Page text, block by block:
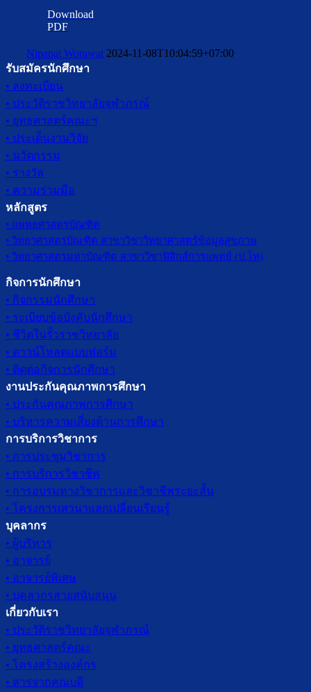
Download
PDF
Nipapat Worawat 2024-11-08T10:04:59+07:00
รับสมัครนักศึกษา
• ลงทะเบียน
• ประวัติราชวิทยาลัยจุฬาภรณ์
• ยุทธศาสตร์คณะฯ
• ประเด็นงานวิจัย
• นวัตกรรม
• รางวัล
• ความร่วมมือ
หลักสูตร
• แพทยศาสตรบัณฑิต
• วิทยาศาสตรบัณฑิต สาขาวิชาวิทยาศาสตร์ข้อมูลสุขภาพ
• วิทยาศาสตรมหาบัณฑิต สาขาวิชาฟิสิกส์การแพทย์ (ป.โท)
กิจการนักศึกษา
• กิจกรรมนักศึกษา
• ระเบียบข้อบังคับนักศึกษา
• ชีวิตในรั้วราชวิทยาลัย
• ดาวน์โหลดแบบฟอร์ม
• ติดต่อกิจการนักศึกษา
งานประกันคุณภาพการศึกษา
• ประกันคุณภาพการศึกษา
• บริหารความเสี่ยงด้านการศึกษา
การบริการวิชาการ
• การประชุมวิชาการ
• การบริการวิชาชีพ
• การอบรมทางวิชาการและวิชาชีพระยะสั้น
• โครงการเสวนาแลกเปลี่ยนเรียนรู้
บุคลากร
• ผู้บริหาร
• อาจารย์
• อาจารย์พิเศษ
• บุคลากรสายสนับสนุน
เกี่ยวกับเรา
• ประวัติราชวิทยาลัยจุฬาภรณ์
• ยุทธศาสตร์คณะ
• โครงสร้างองค์กร
• สารจากคณบดี